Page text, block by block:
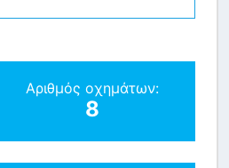
Αριθμός οχημάτων:
8